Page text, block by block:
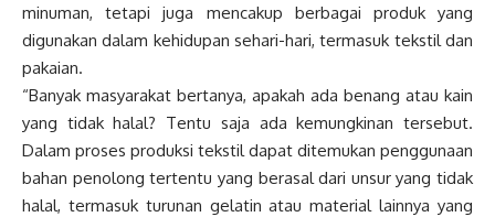
minuman, tetapi juga mencakup berbagai produk yang
digunakan dalam kehidupan sehari-hari, termasuk tekstil dan
pakaian.
“Banyak masyarakat bertanya, apakah ada benang atau kain
yang tidak halal? Tentu saja ada kemungkinan tersebut.
Dalam proses produksi tekstil dapat ditemukan penggunaan
bahan penolong tertentu yang berasal dari unsur yang tidak
halal, termasuk turunan gelatin atau material lainnya yang